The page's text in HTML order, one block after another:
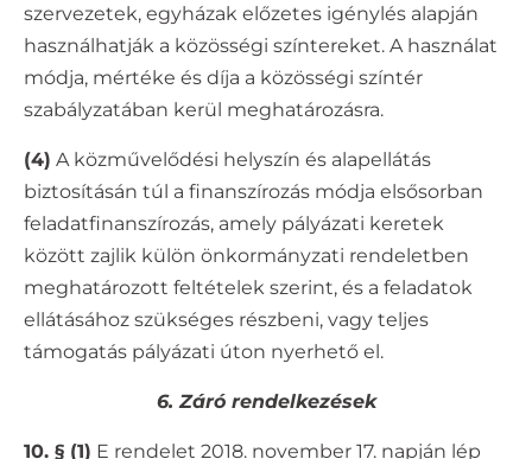
szervezetek, egyházak előzetes igénylés alapján
használhatják a közösségi színtereket. A használat
módja, mértéke és díja a közösségi színtér
szabályzatában kerül meghatározásra.
(4) A közművelődési helyszín és alapellátás
biztosításán túl a finanszírozás módja elsősorban
feladatfinanszírozás, amely pályázati keretek
között zajlik külön önkormányzati rendeletben
meghatározott feltételek szerint, és a feladatok
ellátásához szükséges részbeni, vagy teljes
támogatás pályázati úton nyerhető el.
6. Záró rendelkezések
10. § (1) E rendelet 2018. november 17. napján lép